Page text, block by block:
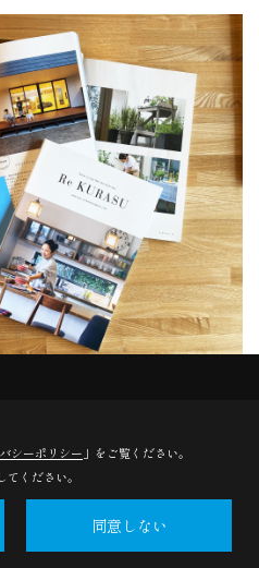
りを叶えた10家族のお家を訪
材や家具などディテールにも
新築やリノベーションをお考
と思います。
シーポリシー 」をご覧ください。
ください。
同意しない